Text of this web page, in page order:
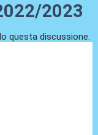
2023
questa discussione.